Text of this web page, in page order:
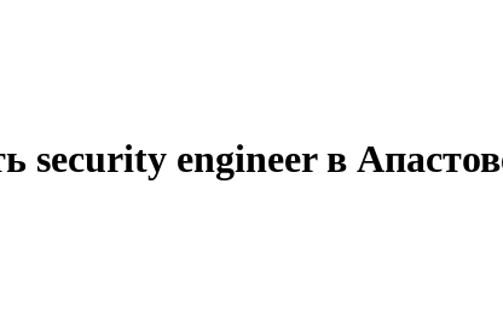
security engineer в